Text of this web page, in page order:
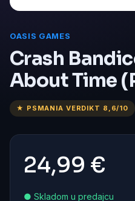
OASIS GAMES
Crash
About Time
★ PSMANIA VERDIKT 8,6/10
24,99 €
● Skladom u predajcu